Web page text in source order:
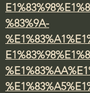
%83%9A-